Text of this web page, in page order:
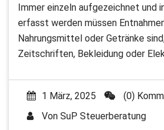
Immer einzeln aufgezeichnet und
erfasst werden müssen
Nahrungsmittel oder Getränke
Zeitschriften, Bekleidung oder
1 März, 2025
(0)
Von SuP Steuerberatung